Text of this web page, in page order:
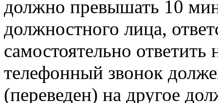
должно превышать 10
должностного лица,
самостоятельно
телефонный звонок
(переведен) на другое